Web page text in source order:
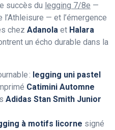
succès du legging 7/8e —
— et l’émergence
chez Adanola et Halara
un écho durable dans la
: legging uni pastel
Catimini Automne
Adidas Stan Smith Junior
à motifs licorne signé